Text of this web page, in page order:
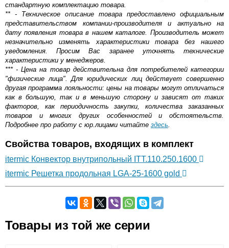
стандартную комплектацию товара.
** - Техническое описание товара предоставлено официальным
представительством компании-производителя и актуально на
дату появления товара в нашем каталоге. Производитель может
незначительно изменять характеристики товара без нашего
уведомления. Просим Вас заранее уточнять технические
характеристики у менеджеров.
*** - Цена на товар действительна для потребителей категории
"физические лица". Для юридических лиц действует совершенно
другая программа лояльности: цены на товары могут отличаться
как в большую, так и в меньшую сторону и зависят от таких
факторов, как периодичность закупки, количества заказанных
товаров и многих других особенностей и обстоятельств.
Подробнее про работу с юр.лицами читайте здесь.
Свойства товаров, входящих в комплект
itermic Конвектор внутрипольный ITT.110.250.1600
itermic Решетка продольная LGA-25-1600 gold
Оставьте отзыв
Товары из той же серии